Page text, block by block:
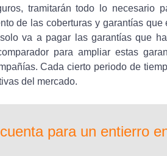
tramitarán todo lo necesario
de las coberturas y garantías que
va a pagar las garantías que
para ampliar estas
Cada cierto periodo de
del mercado.
para un entierro